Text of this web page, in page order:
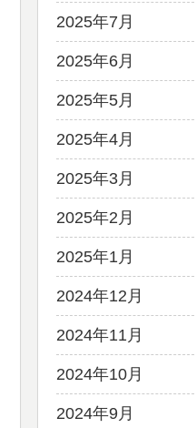
2025年7月
2025年6月
2025年5月
2025年4月
2025年3月
2025年2月
2025年1月
2024年12月
2024年11月
2024年10月
2024年9月